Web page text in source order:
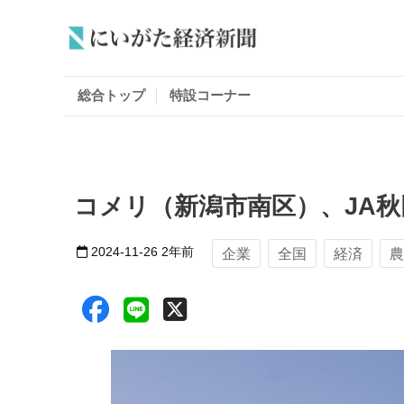
総合トップ 特設コーナー
コメリ（新潟市南区）、JA
2024-11-26 2年前 企業 全国 経済